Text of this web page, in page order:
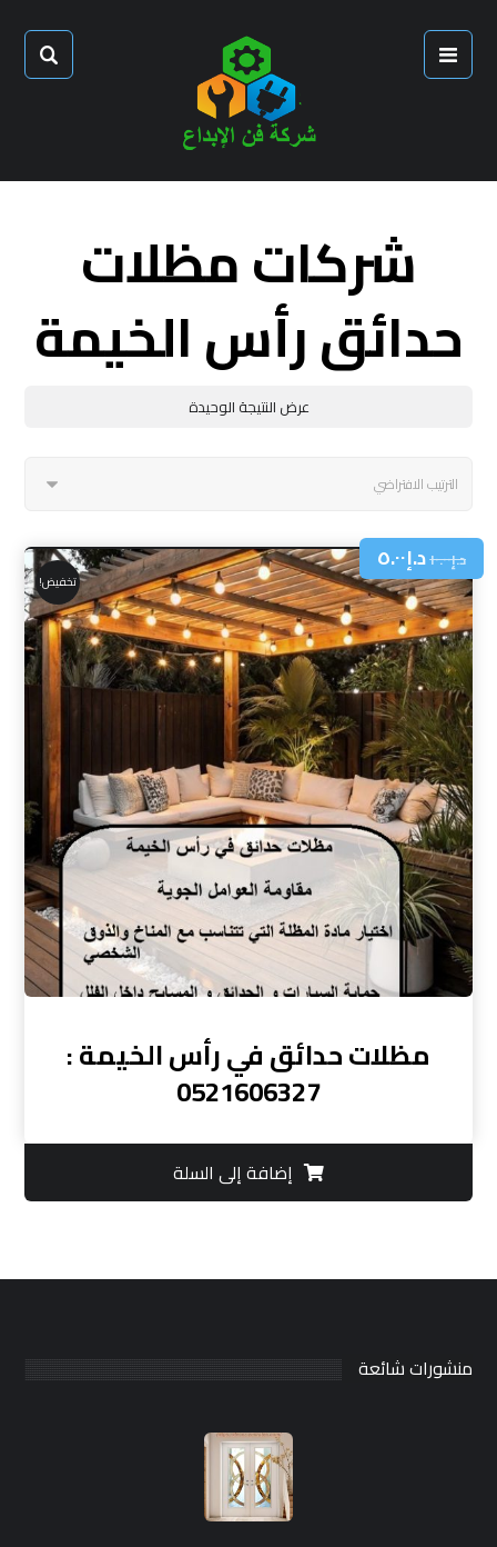
شركات مظلات
حدائق رأس الخيمة
عرض النتيجة الوحيدة
مظلات حدائق في رأس الخيمة :
0521606327
د.إ١٠.٠٠د.إ٥.٠٠
تخفيض!
إضافة إلى السلة
منشورات شائعة